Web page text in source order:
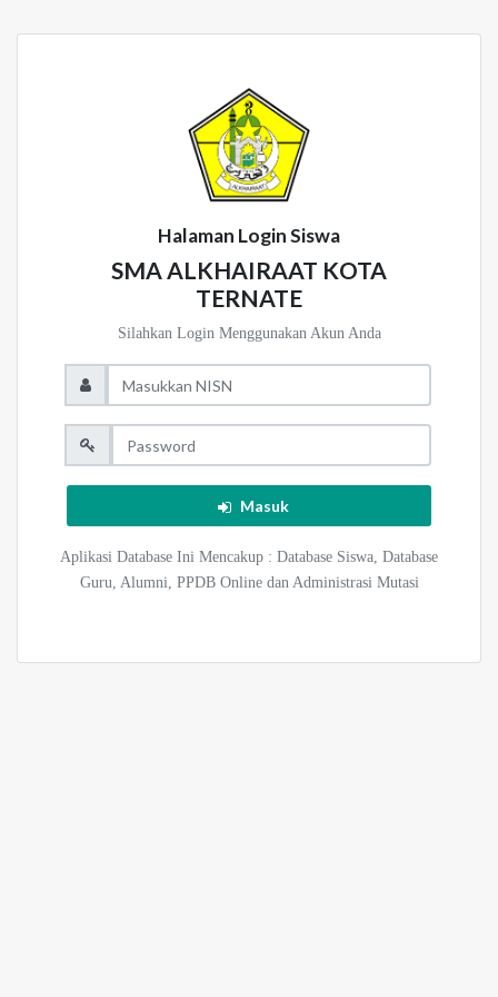
Halaman Login Siswa
SMA ALKHAIRAAT KOTA
TERNATE
Silahkan Login Menggunakan Akun Anda
Masuk
Aplikasi Database Ini Mencakup : Database Siswa, Database
Guru, Alumni, PPDB Online dan Administrasi Mutasi